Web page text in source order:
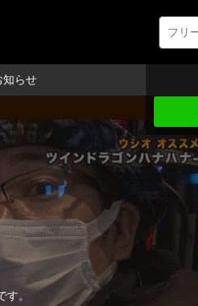
知らせ
。